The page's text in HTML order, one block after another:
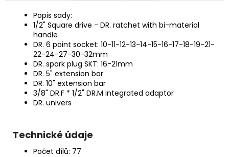
Popis sady:
1/2" Square drive - DR. ratchet with bi-material
handle
DR. 6 point socket: 10-11-12-13-14-15-16-17-18-19-21-
22-24-27-30-32mm
DR. spark plug SKT: 16-21mm
DR. 5" extension bar
DR. 10" extension bar
3/8" DR.F * 1/2" DR.M integrated adaptor
DR. univers
Technické údaje
Počet dílů: 77